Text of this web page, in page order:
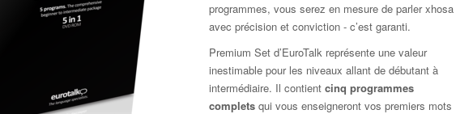
programmes, vous serez en mesure de parler xhosa
avec précision et conviction - c’est garanti.
Premium Set d’EuroTalk représente une valeur
inestimable pour les niveaux allant de débutant à
intermédiaire. Il contient cinq programmes
complets qui vous enseigneront vos premiers mots